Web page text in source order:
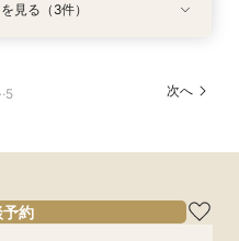
予約
予約
予約
見る（3件）
5 次へ
予約